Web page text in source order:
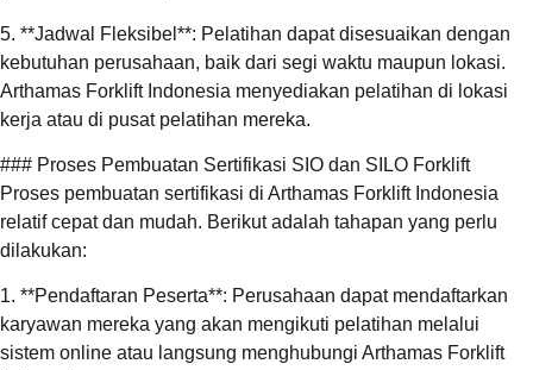
5. **Jadwal Fleksibel**: Pelatihan dapat disesuaikan dengan
kebutuhan perusahaan, baik dari segi waktu maupun lokasi.
Arthamas Forklift Indonesia menyediakan pelatihan di lokasi
kerja atau di pusat pelatihan mereka.
### Proses Pembuatan Sertifikasi SIO dan SILO Forklift
Proses pembuatan sertifikasi di Arthamas Forklift Indonesia
relatif cepat dan mudah. Berikut adalah tahapan yang perlu
dilakukan:
1. **Pendaftaran Peserta**: Perusahaan dapat mendaftarkan
karyawan mereka yang akan mengikuti pelatihan melalui
sistem online atau langsung menghubungi Arthamas Forklift